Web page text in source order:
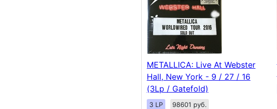
METALLICA: Live At Webster
Hall, New York - 9 / 27 / 16
(3Lp / Gatefold)
3 LP 98601 руб.